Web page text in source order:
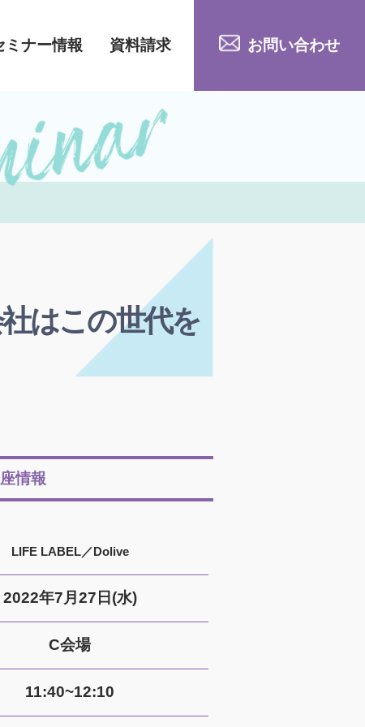
ミナー情報 資料請求 お問い合わせ
はこの世代を
情報
LIFE LABEL／Dolive
2022年7月27日(水)
C会場
11:40~12:10